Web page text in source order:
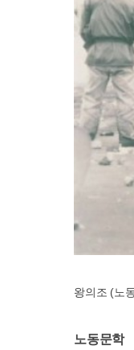
왕의조 (노
노동문학